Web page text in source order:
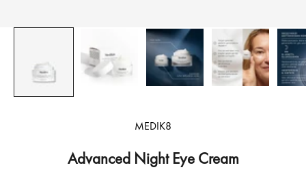
MEDIK8
Advanced Night Eye Cream